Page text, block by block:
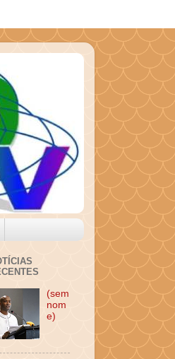
(sem
nom
e)